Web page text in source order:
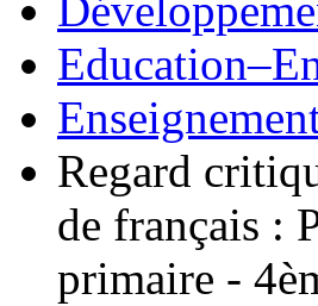
Regard
de français :
primaire -